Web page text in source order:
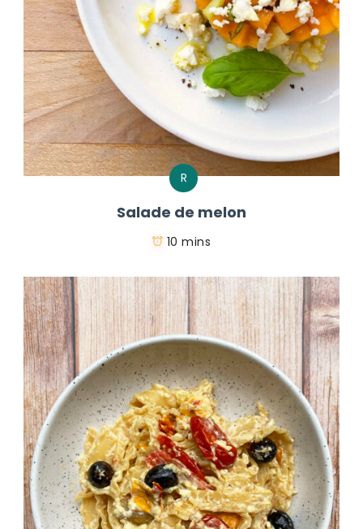
R
Salade de melon
10 mins